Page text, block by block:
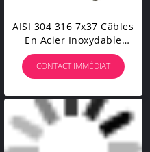
AISI 304 316 7x37 Câbles
En Acier Inoxydable
Câbles En Acier Haute
Tension Pour Rails À
Main
CONTACT IMMÉDIAT